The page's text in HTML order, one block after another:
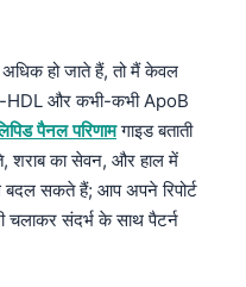
हो जाते हैं, तो मैं केवल
HDL और कभी-कभी ApoB
पैनल परिणामगाइड बताती
शराब का सेवन, और हाल में
सकते हैं; आप अपने रिपोर्ट
चलाकर संदर्भ के साथ पैटर्न